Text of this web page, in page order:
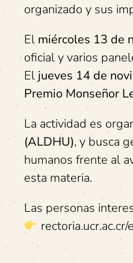
organizado y sus
El miércoles 13 de
oficial y varios
El jueves 14 de
Premio Monseñor
La actividad es
(ALDHU), y busca
humanos frente al
esta materia.
Las personas